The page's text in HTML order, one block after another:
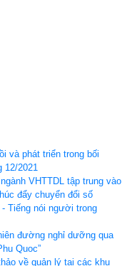
và phát triển trong bối
12/2021
VHTTDL tập trung vào
đẩy chuyển đổi số
Tiếng nói người trong
đường nghỉ dưỡng qua
Quoc”
về quản lý tại các khu